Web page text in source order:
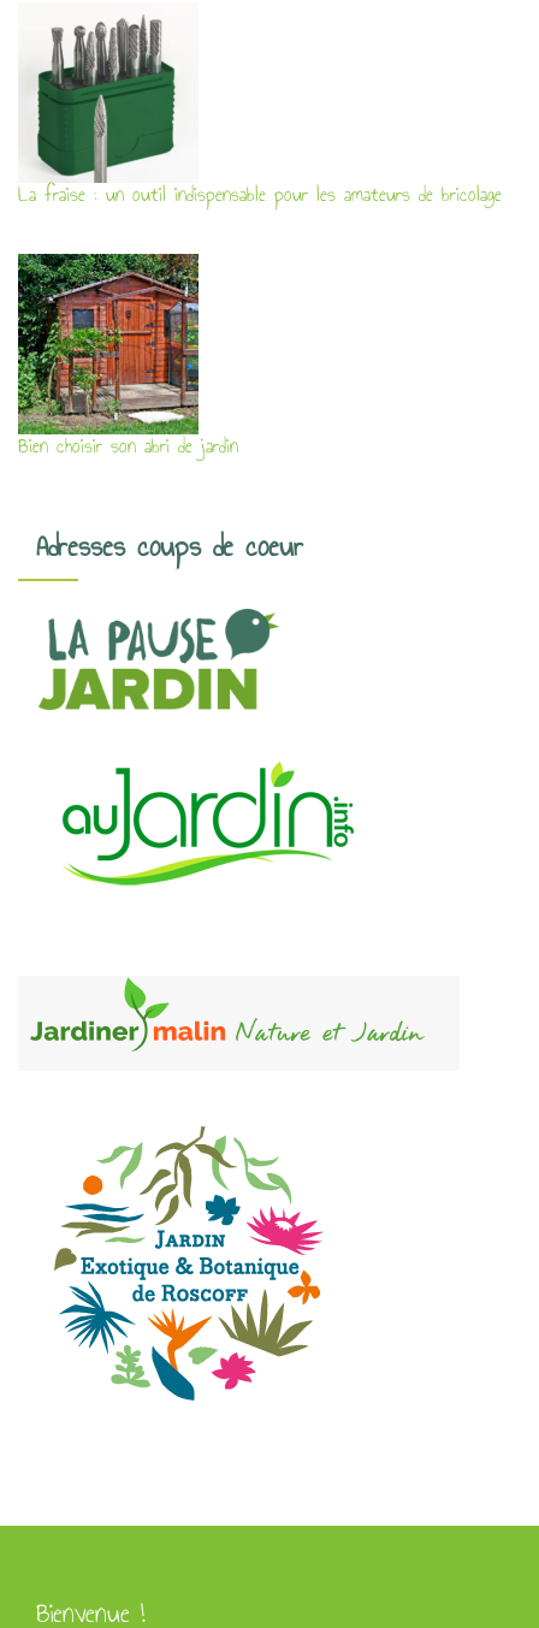
La fraise : un outil indispensable pour les amateurs de bricolage
Bien choisir son abri de jardin
Adresses coups de coeur
Bienvenue !